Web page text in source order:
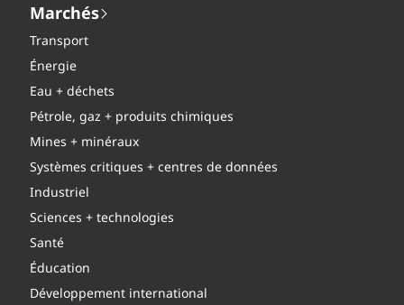
Marchés
Transport
Énergie
Eau + déchets
Pétrole, gaz + produits chimiques
Mines + minéraux
Systèmes critiques + centres de données
Industriel
Sciences + technologies
Santé
Éducation
Développement international